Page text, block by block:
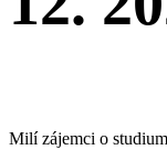
Milí zájemci o